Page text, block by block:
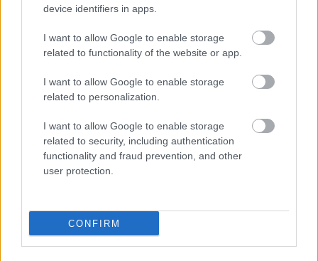
device identifiers in apps.
I want to allow Google to enable storage
related to functionality of the website or app.
I want to allow Google to enable storage
related to personalization.
I want to allow Google to enable storage
related to security, including authentication
functionality and fraud prevention, and other
user protection.
CONFIRM
, 8 Δεκεμβρίου 2021 || Επικαιρότητα